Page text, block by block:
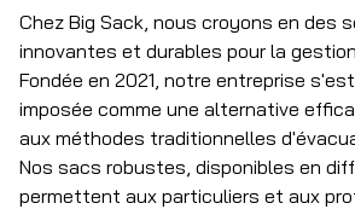
Chez Big Sack, nous croyons en des
innovantes et durables pour la
Fondée en 2021, notre entreprise
imposée comme une alternative
aux méthodes traditionnelles
Nos sacs robustes, disponibles en
permettent aux particuliers et aux